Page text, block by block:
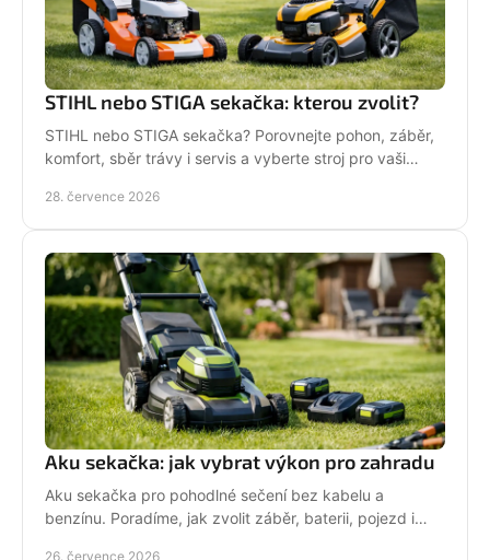
STIHL nebo STIGA sekačka: kterou zvolit?
STIHL nebo STIGA sekačka? Porovnejte pohon, záběr,
komfort, sběr trávy i servis a vyberte stroj pro vaši
28. července 2026
Aku sekačka: jak vybrat výkon pro zahradu
Aku sekačka pro pohodlné sečení bez kabelu a
benzínu. Poradíme, jak zvolit záběr, baterii, pojezd i
26. července 2026